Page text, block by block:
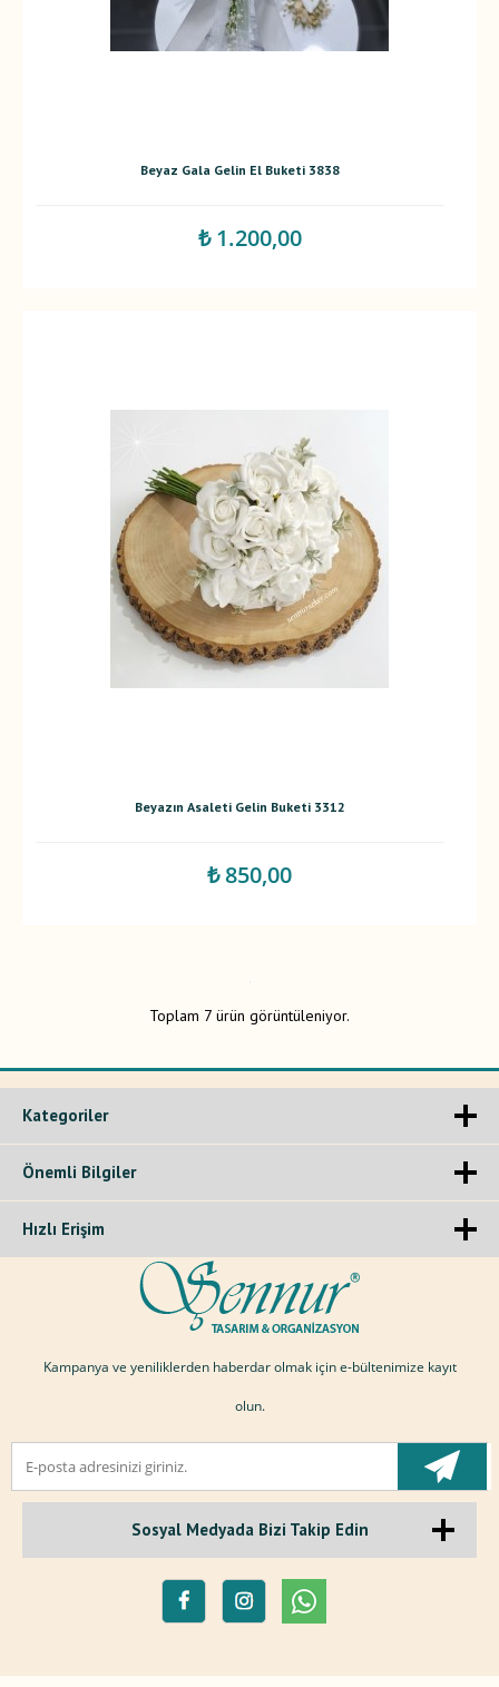
Beyaz Gala Gelin El Buketi 3838
₺ 1.200,00
Beyazın Asaleti Gelin Buketi 3312
₺ 850,00
Toplam 7 ürün görüntüleniyor.
Kategoriler
Önemli Bilgiler
Hızlı Erişim
Kampanya ve yeniliklerden haberdar olmak için e-bültenimize kayıt
olun.
Sosyal Medyada Bizi Takip Edin